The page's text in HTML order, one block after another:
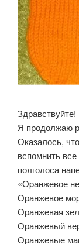
Здравствуйте!
Я продолжаю
Оказалось,
вспомнить
полголоса
«Оpанжевое
Оpанжевое
Оpанжевая
Оpанжевый
Оpанжевые